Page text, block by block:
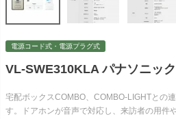
電源コード式・電源プラグ式
VL-SWE310KLA パナソニッ
宅配ボックスCOMBO、COMBO-LIGHTとの
す。ドアホンが音声で対応し、来訪者の用件